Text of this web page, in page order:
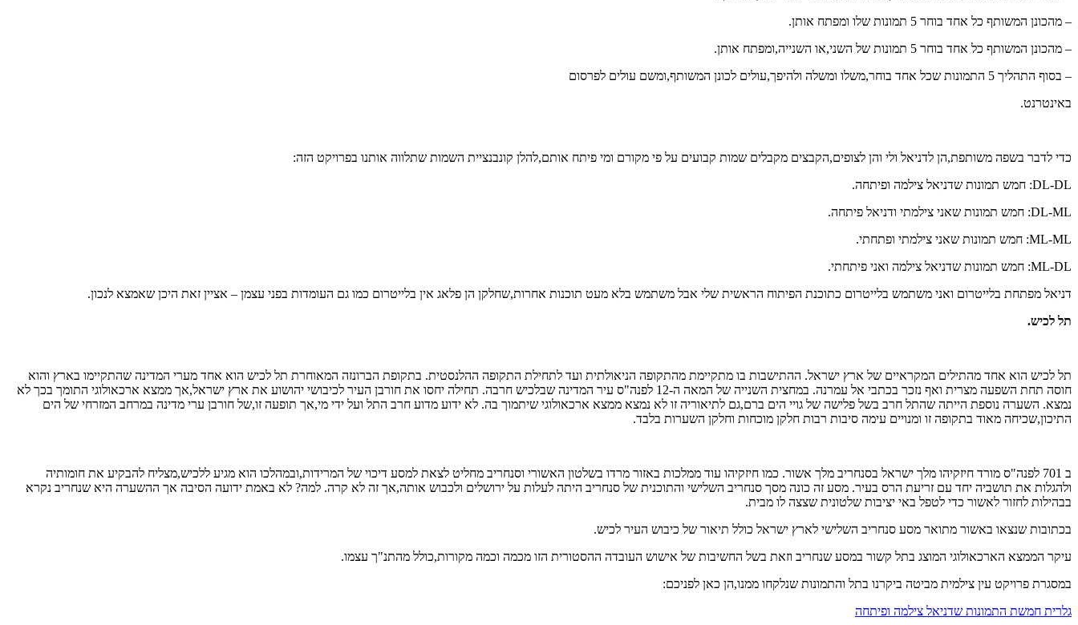
– מהכונן המשותף כל אחד בוחר 5 תמונות שלו ומפתח אותן.
– מהכונן המשותף כל אחד בוחר 5 תמונות של השני,או השנייה,ומפתח אותן.
– בסוף התהליך 5 התמונות שכל אחד בוחר,משלו ומשלה ולהיפך,עולים לכונן המשותף,ומשם עולים לפרסום
באינטרנט.
כדי לדבר בשפה משותפת,הן לדניאל ולי והן לצופים,הקבצים מקבלים שמות קבועים על פי מקורם ומי פיתח אותם,להלן קונבנציית השמות שתלווה אותנו בפרויקט הזה:
DL-DL: חמש תמונות שדניאל צילמה ופיתחה.
DL-ML: חמש תמונות שאני צילמתי ודניאל פיתחה.
ML-ML: חמש תמונות שאני צילמתי ופתחתי.
ML-DL: חמש תמונות שדניאל צילמה ואני פיתחתי.
דניאל מפתחת בלייטרום ואני משתמש בלייטרום כתוכנת הפיתוח הראשית שלי אבל משתמש בלא מעט תוכנות אחרות,שחלקן הן פלאג אין בלייטרום כמו גם העומדות בפני עצמן – אציין זאת היכן שאמצא לנכון.
תל לכיש.
תל לכיש הוא אחד מהתילים המקראיים של ארץ ישראל. ההתישבות בו מתקיימת מהתקופה הניאולתית ועד לתחילת התקופה ההלנסטית. בתקופת הברונזה המאוחרת תל לכיש הוא אחד מערי המדינה שהתקיימו בארץ והוא
חוסה תחת השפעה מצרית ואף נזכר בכתבי אל עמרנה. במחצית השנייה של המאה ה-12 לפנה"ס עיר המדינה שבלכיש חרבה. תחילה יחסו את חורבן העיר לכיבושי יהושוע את ארץ ישראל,אך ממצא ארכאולוגי התומך בכך לא
נמצא. השערה נוספת הייתה שהתל חרב בשל פלישה של גויי הים ברם,גם לתיאוריה זו לא נמצא ממצא ארכאולוגי שיתמוך בה. לא ידוע מדוע חרב התל ועל ידי מי,אך תופעה זו,של חורבן ערי מדינה במרחב המזרחי של הים
התיכון,שכיחה מאוד בתקופה זו ומנויים עימה סיבות רבות חלקן מוכחות וחלקן השערות בלבד.
ב 701 לפנה"ס מורד חיזקיהו מלך ישראל בסנחריב מלך אשור. כמו חיזקיהו עוד ממלכות באזור מרדו בשלטון האשורי וסנחריב מחליט לצאת למסע דיכוי של המרידות,ובמהלכו הוא מגיע ללכיש,מצליח להבקיע את חומותיה
ולהגלות את תושביה יחד עם זריעת הרס בעיר. מסע זה כונה מסך סנחריב השלישי והתוכנית של סנחריב היתה לעלות על ירושלים ולכבוש אותה,אך זה לא קרה. למה? לא באמת ידועה הסיבה אך ההשערה היא שנחריב נקרא
בבהילות לחזור לאשור כדי לטפל באי יציבות שלטונית שצצה לו מבית.
בכתובות שנצאו באשור מתואר מסע סנחריב השלישי לארץ ישראל כולל תיאור של כיבוש העיר לכיש.
עיקר הממצא הארכאולוגי המוצג בתל קשור במסע שנחריב וזאת בשל החשיבות של אישוש העובדה ההסטורית הזו מכמה וכמה מקורות,כולל מהתנ"ך עצמו.
במסגרת פרויקט עין צילמית מביטה ביקרנו בתל והתמונות שנלקחו ממנו,הן כאן לפניכם:
גלרית חמשת התמונות שדניאל צילמה ופיתחה